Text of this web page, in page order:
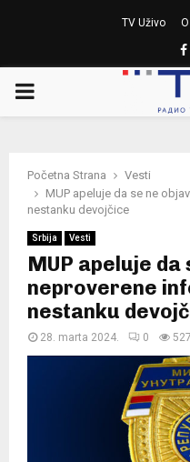
TV Uživo
PRIMARY
Početna Strana
Vesti
MUP apeluje da se ne
nestanku devojčice
Srbija Vesti
MUP apeluje
neproverene
nestanku
28. marta 2024. 0 527